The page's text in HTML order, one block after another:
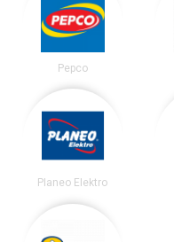
Pepco
Planeo Elektro